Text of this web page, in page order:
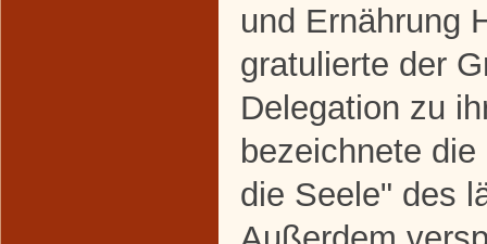
und Ernährung
gratulierte der
Delegation zu
bezeichnete
die Seele" des